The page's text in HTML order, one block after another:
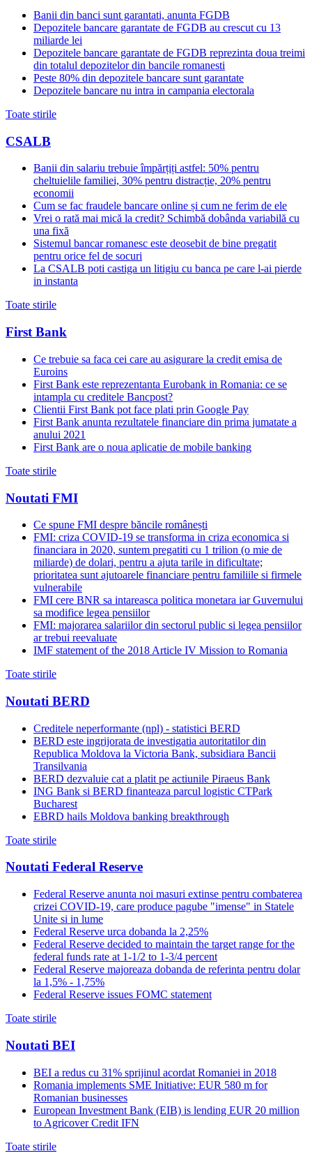
Banii din banci sunt garantati, anunta FGDB
Depozitele bancare garantate de FGDB au crescut cu 13
miliarde lei
Depozitele bancare garantate de FGDB reprezinta doua treimi
din totalul depozitelor din bancile romanesti
Peste 80% din depozitele bancare sunt garantate
Depozitele bancare nu intra in campania electorala
Toate stirile
CSALB
Banii din salariu trebuie împărțiți astfel: 50% pentru
cheltuielile familiei, 30% pentru distracție, 20% pentru
economii
Cum se fac fraudele bancare online și cum ne ferim de ele
Vrei o rată mai mică la credit? Schimbă dobânda variabilă cu
una fixă
Sistemul bancar romanesc este deosebit de bine pregatit
pentru orice fel de socuri
La CSALB poti castiga un litigiu cu banca pe care l-ai pierde
in instanta
Toate stirile
First Bank
Ce trebuie sa faca cei care au asigurare la credit emisa de
Euroins
First Bank este reprezentanta Eurobank in Romania: ce se
intampla cu creditele Bancpost?
Clientii First Bank pot face plati prin Google Pay
First Bank anunta rezultatele financiare din prima jumatate a
anului 2021
First Bank are o noua aplicatie de mobile banking
Toate stirile
Noutati FMI
Ce spune FMI despre băncile românești
FMI: criza COVID-19 se transforma in criza economica si
financiara in 2020, suntem pregatiti cu 1 trilion (o mie de
miliarde) de dolari, pentru a ajuta tarile in dificultate;
prioritatea sunt ajutoarele financiare pentru familiile si firmele
vulnerabile
FMI cere BNR sa intareasca politica monetara iar Guvernului
sa modifice legea pensiilor
FMI: majorarea salariilor din sectorul public si legea pensiilor
ar trebui reevaluate
IMF statement of the 2018 Article IV Mission to Romania
Toate stirile
Noutati BERD
Creditele neperformante (npl) - statistici BERD
BERD este ingrijorata de investigatia autoritatilor din
Republica Moldova la Victoria Bank, subsidiara Bancii
Transilvania
BERD dezvaluie cat a platit pe actiunile Piraeus Bank
ING Bank si BERD finanteaza parcul logistic CTPark
Bucharest
EBRD hails Moldova banking breakthrough
Toate stirile
Noutati Federal Reserve
Federal Reserve anunta noi masuri extinse pentru combaterea
crizei COVID-19, care produce pagube "imense" in Statele
Unite si in lume
Federal Reserve urca dobanda la 2,25%
Federal Reserve decided to maintain the target range for the
federal funds rate at 1-1/2 to 1-3/4 percent
Federal Reserve majoreaza dobanda de referinta pentru dolar
la 1,5% - 1,75%
Federal Reserve issues FOMC statement
Toate stirile
Noutati BEI
BEI a redus cu 31% sprijinul acordat Romaniei in 2018
Romania implements SME Initiative: EUR 580 m for
Romanian businesses
European Investment Bank (EIB) is lending EUR 20 million
to Agricover Credit IFN
Toate stirile